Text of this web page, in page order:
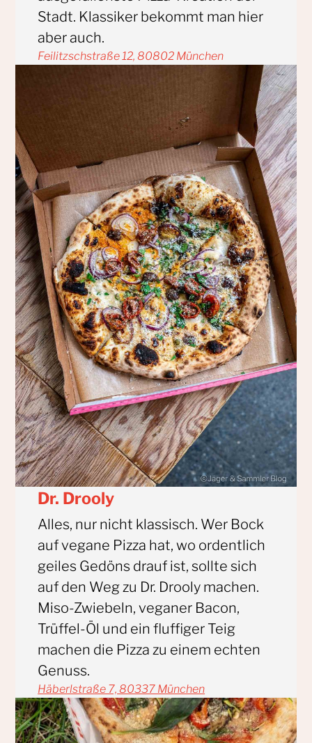
Stadt. Klassiker bekommt man hier
aber auch.
Feilitzschstraße 12, 80802 München
Dr. Drooly
Alles, nur nicht klassisch. Wer Bock
auf vegane Pizza hat, wo ordentlich
geiles Gedöns drauf ist, sollte sich
auf den Weg zu Dr. Drooly machen.
Miso-Zwiebeln, veganer Bacon,
Trüffel-Öl und ein fluffiger Teig
machen die Pizza zu einem echten
Genuss.
Häberlstraße 7, 80337 München